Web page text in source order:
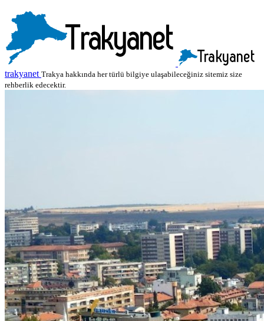
trakyanet Trakya hakkında her türlü bilgiye ulaşabileceğiniz sitemiz size
rehberlik edecektir.